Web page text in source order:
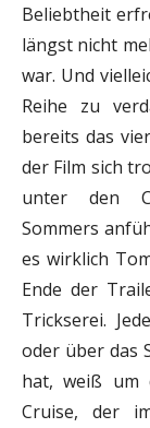
Beliebtheit
längst nicht
war. Und
Reihe zu
bereits das
der Film sich
unter den
Sommers
es wirklich
Ende der
Trickserei.
oder über das
hat, weiß um
Cruise, der